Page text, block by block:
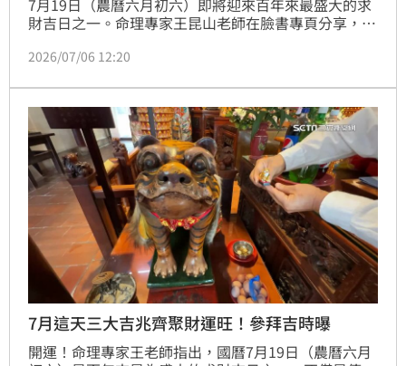
7月19日（農曆六月初六）即將迎來百年來最盛大的求
財吉日之一。命理專家王昆山老師在臉書專頁分享，這
吉兆罕見齊聚，是今年求財運、事業運、補財庫的第一
2026/07/06 12:20
7月這天三大吉兆齊聚財運旺！參拜吉時曝
開運！命理專家王老師指出，國曆7月19日（農曆六月